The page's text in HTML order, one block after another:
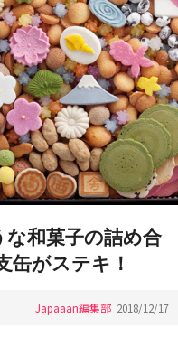
和菓子の詰め合
缶がステキ！
Japaaan編集部 2018/12/17